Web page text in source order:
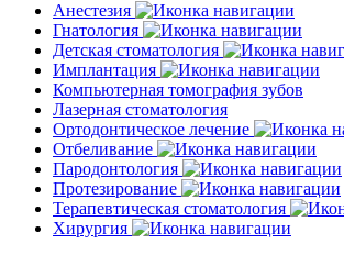
Анестезия
Гнатология
Детская стоматология
Имплантация
Компьютерная томография зубов
Лазерная стоматология
Ортодонтическое лечение
Отбеливание
Пародонтология
Протезирование
Терапевтическая стоматология
Хирургия